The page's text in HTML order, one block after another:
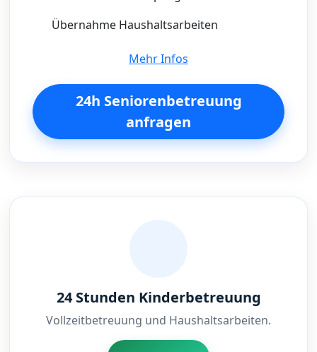
Übernahme Haushaltsarbeiten
Mehr Infos
24h Seniorenbetreuung
anfragen
24 Stunden Kinderbetreuung
Vollzeitbetreuung und Haushaltsarbeiten.